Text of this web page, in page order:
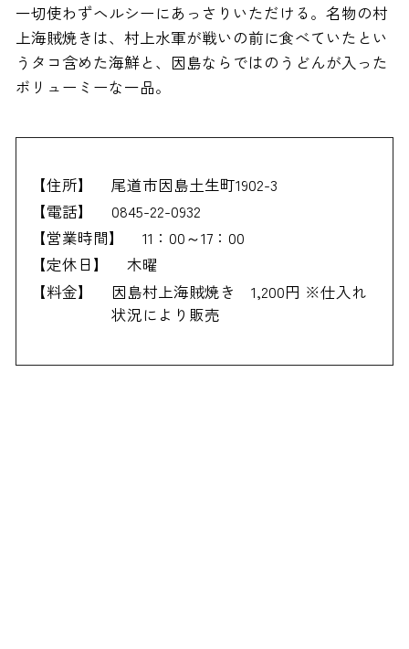
一切使わずヘルシーにあっさりいただける。名物の村
上海賊焼きは、村上水軍が戦いの前に食べていたとい
うタコ含めた海鮮と、因島ならではのうどんが入った
ボリューミーな一品。
【住所】
尾道市因島土生町1902-3
【電話】
0845-22-0932
【営業時間】
11：00～17：00
【定休日】
木曜
【料金】
因島村上海賊焼き 1,200円 ※仕入れ
状況により販売